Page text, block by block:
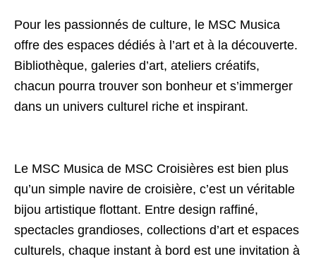
Pour les passionnés de culture, le MSC Musica
offre des espaces dédiés à l’art et à la découverte.
Bibliothèque, galeries d’art, ateliers créatifs,
chacun pourra trouver son bonheur et s’immerger
dans un univers culturel riche et inspirant.
Le MSC Musica de MSC Croisières est bien plus
qu’un simple navire de croisière, c’est un véritable
bijou artistique flottant. Entre design raffiné,
spectacles grandioses, collections d’art et espaces
culturels, chaque instant à bord est une invitation à